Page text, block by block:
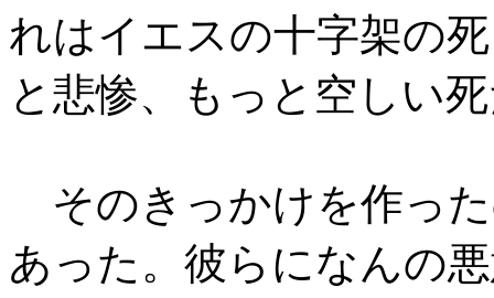
れはイエスの十字架の
と悲惨、もっと空しい
そのきっかけを作っ
あった。彼らになんの